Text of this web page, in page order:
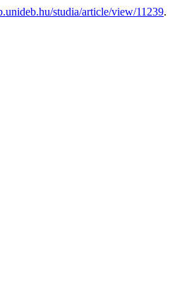
studia/article/view/11239.